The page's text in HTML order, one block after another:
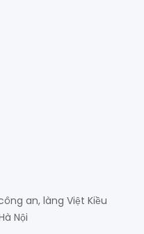
an, làng Việt Kiều
Nội